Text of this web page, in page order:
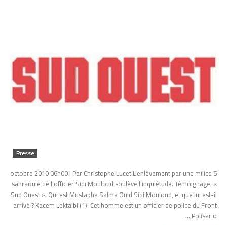
Presse
5 octobre 2010 06h00 | Par Christophe Lucet L’enlèvement par une milice
sahraouie de l’officier Sidi Mouloud soulève l’inquiétude. Témoignage. «
Sud Ouest ». Qui est Mustapha Salma Ould Sidi Mouloud, et que lui est-il
arrivé ? Kacem Lektaibi (1). Cet homme est un officier de police du Front
Polisario,…